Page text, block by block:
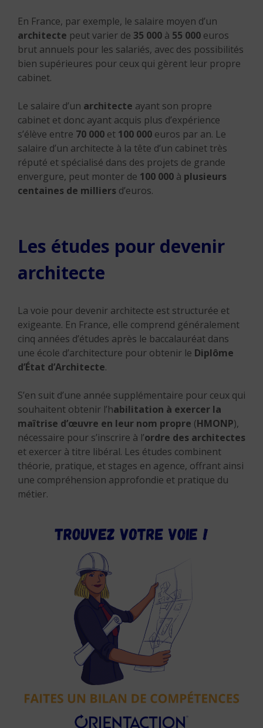
En France, par exemple, le salaire moyen d’un
architecte peut varier de 35 000 à 55 000 euros
brut annuels pour les salariés, avec des possibilités
bien supérieures pour ceux qui gèrent leur propre
cabinet.
Le salaire d’un architecte ayant son propre
cabinet et donc ayant acquis plus d’expérience
s’élève entre 70 000 et 100 000 euros par an. Le
salaire d’un architecte à la tête d’un cabinet très
réputé et spécialisé dans des projets de grande
envergure, peut monter de 100 000 à plusieurs
centaines de milliers d’euros.
Les études pour devenir
architecte
La voie pour devenir architecte est structurée et
exigeante. En France, elle comprend généralement
cinq années d’études après le baccalauréat dans
une école d’architecture pour obtenir le Diplôme
d’État d’Architecte.
S’en suit d’une année supplémentaire pour ceux qui
souhaitent obtenir l’habilitation à exercer la
maîtrise d’œuvre en leur nom propre (HMONP),
nécessaire pour s’inscrire à l’ordre des architectes
et exercer à titre libéral. Les études combinent
théorie, pratique, et stages en agence, offrant ainsi
une compréhension approfondie et pratique du
métier.